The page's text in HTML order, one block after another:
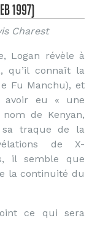
1997)
Charest
Logan révèle à
qu’il connaît la
Fu Manchu), et
avoir eu « une
de Kenyan,
sa traque de la
de X-
il semble que
la continuité du
ce qui sera